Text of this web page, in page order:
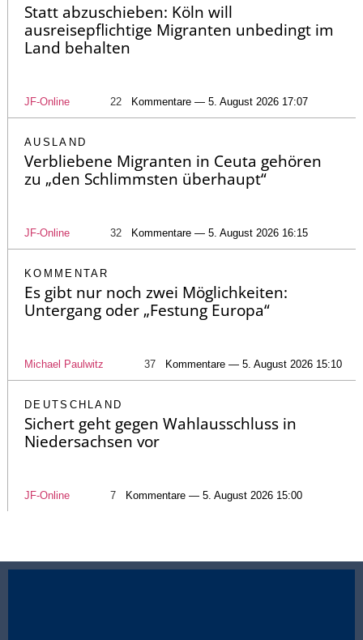
Statt abzuschieben: Köln will
ausreisepflichtige Migranten unbedingt im
Land behalten
JF-Online 22 Kommentare — 5. August 2026 17:07
AUSLAND
Verbliebene Migranten in Ceuta gehören
zu „den Schlimmsten überhaupt“
JF-Online 32 Kommentare — 5. August 2026 16:15
KOMMENTAR
Es gibt nur noch zwei Möglichkeiten:
Untergang oder „Festung Europa“
Michael Paulwitz 37 Kommentare — 5. August 2026 15:10
DEUTSCHLAND
Sichert geht gegen Wahlausschluss in
Niedersachsen vor
JF-Online 7 Kommentare — 5. August 2026 15:00